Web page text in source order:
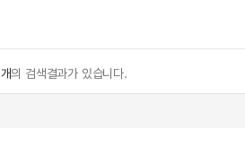
개의 검색결과가 있습니다.